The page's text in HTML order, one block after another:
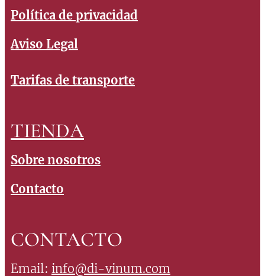
Política de privacidad
Aviso Legal
Tarifas de transporte
TIENDA
Sobre nosotros
Contacto
CONTACTO
Email: info@di-vinum.com